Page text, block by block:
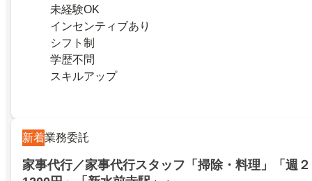
未経験OK
インセンティブあり
シフト制
学歴不問
スキルアップ
新着業務委託
家事代行／家事代行スタッフ「掃除・料理」「週